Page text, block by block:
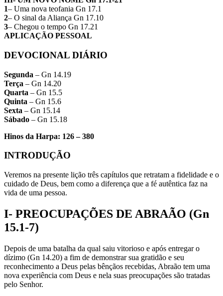
1– Uma nova teofania Gn 17.1
2– O sinal da Aliança Gn 17.10
3– Chegou o tempo Gn 17.21
APLICAÇÃO PESSOAL
DEVOCIONAL DIÁRIO
Segunda – Gn 14.19
Terça – Gn 14.20
Quarta – Gn 15.5
Quinta – Gn 15.6
Sexta – Gn 15.14
Sábado – Gn 15.18
Hinos da Harpa: 126 – 380
INTRODUÇÃO
Veremos na presente lição três capítulos que retratam a fidelida­de e o
cuidado de Deus, bem como a diferença que a fé autêntica faz na
vida de uma pessoa.
I- PREOCUPAÇÕES DE ABRAÃO (Gn
15.1-7)
Depois de uma batalha da qual saiu vitorioso e após entregar o
dízimo (Gn 14.20) a fim de demonstrar sua gratidão e seu
reconhecimento a Deus pelas bênçãos recebidas, Abraão tem uma
nova experiência com Deus e nela suas preocupações são tratadas
pelo Senhor.